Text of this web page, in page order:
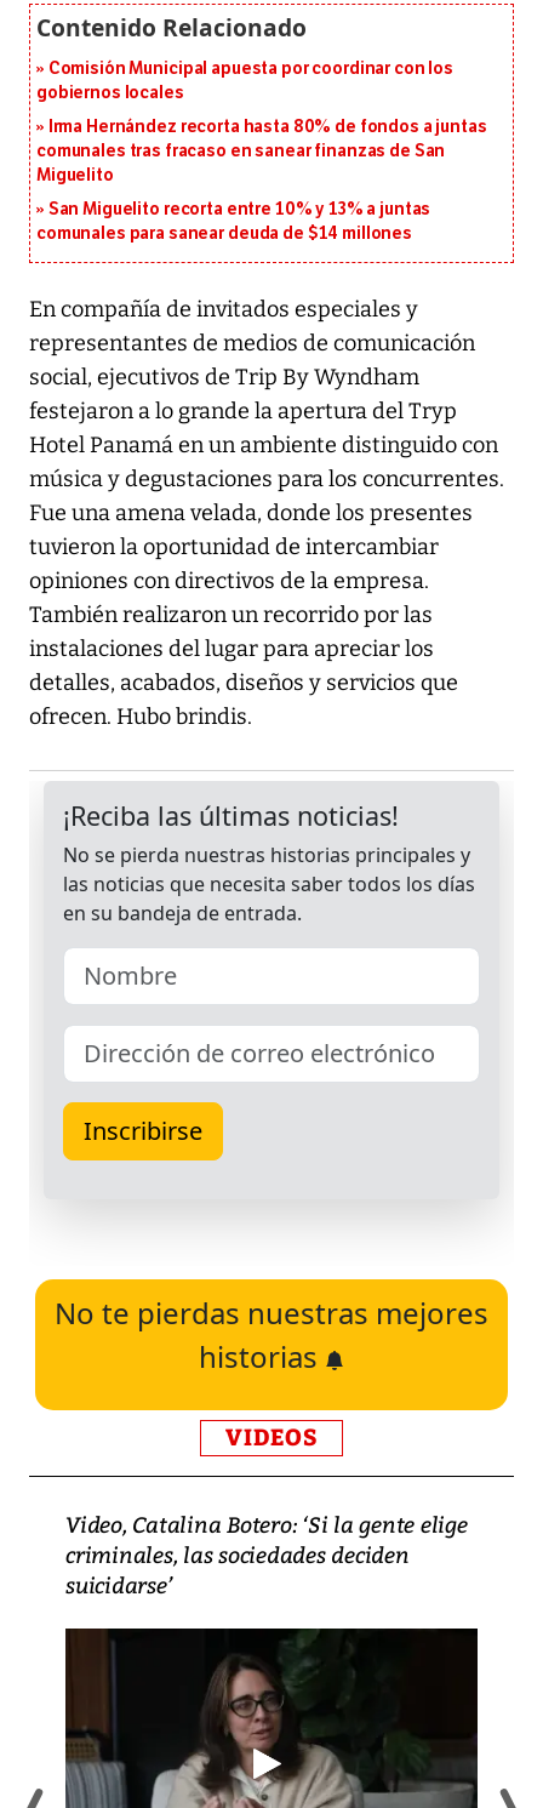
Comisión Municipal apuesta por coordinar con los
gobiernos locales
Irma Hernández recorta hasta 80% de fondos a juntas
comunales tras fracaso en sanear finanzas de San
Miguelito
San Miguelito recorta entre 10% y 13% a juntas
comunales para sanear deuda de $14 millones
En compañía de invitados especiales y
representantes de medios de comunicación
social, ejecutivos de Trip By Wyndham
festejaron a lo grande la apertura del Tryp
Hotel Panamá en un ambiente distinguido con
música y degustaciones para los concurrentes.
Fue una amena velada, donde los presentes
tuvieron la oportunidad de intercambiar
opiniones con directivos de la empresa.
También realizaron un recorrido por las
instalaciones del lugar para apreciar los
detalles, acabados, diseños y servicios que
ofrecen. Hubo brindis.
No te pierdas nuestras mejores
historias
VIDEOS
Video, Catalina Botero: ‘Si la gente elige
criminales, las sociedades deciden
suicidarse’